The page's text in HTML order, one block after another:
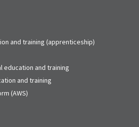
and training (apprenticeship)
education and training
and training
(AWS)